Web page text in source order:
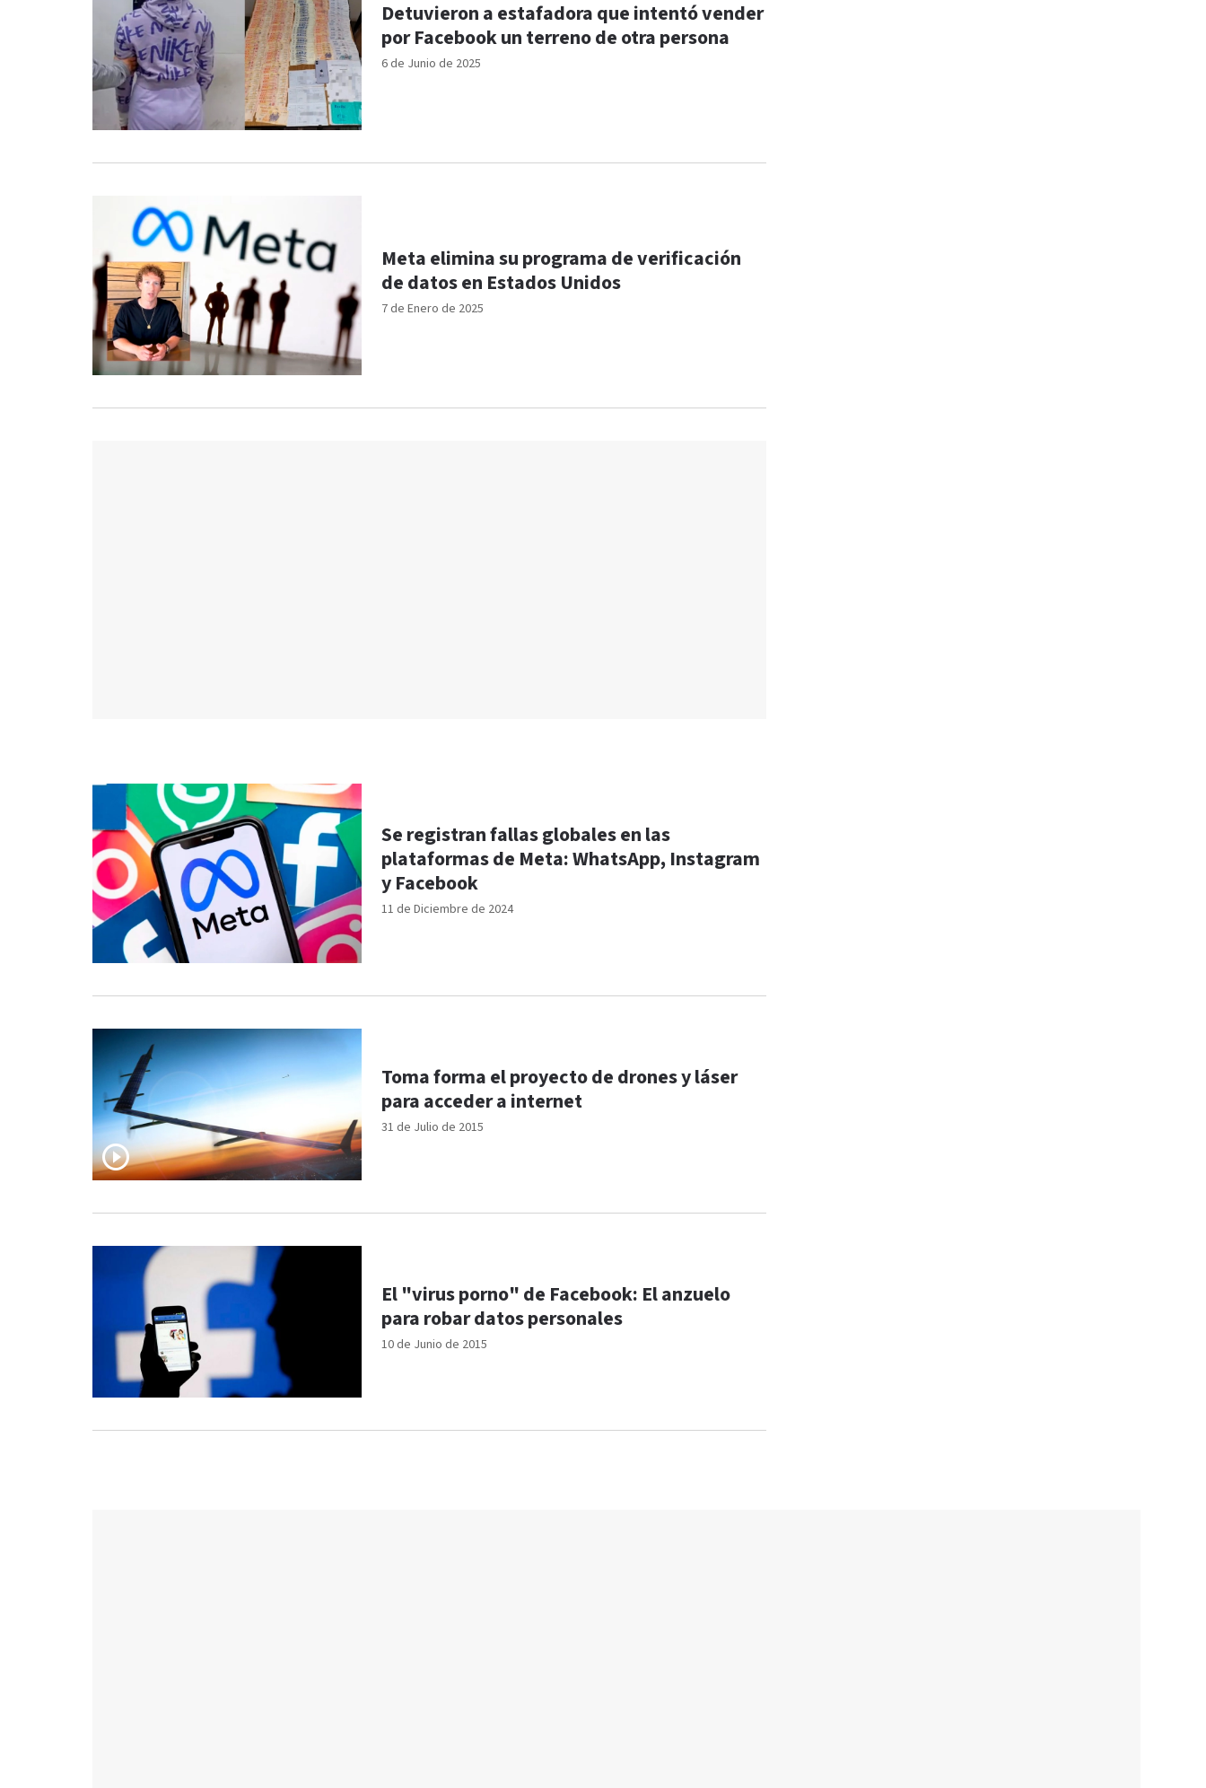
6 de Junio de 2025
Detuvieron a estafadora que intentó vender
por Facebook un terreno de otra persona
7 de Enero de 2025
Meta elimina su programa de verificación
de datos en Estados Unidos
11 de Diciembre de 2024
Se registran fallas globales en las
plataformas de Meta: WhatsApp, Instagram
y Facebook
31 de Julio de 2015
Toma forma el proyecto de drones y láser
para acceder a internet
10 de Junio de 2015
El "virus porno" de Facebook: El anzuelo
para robar datos personales